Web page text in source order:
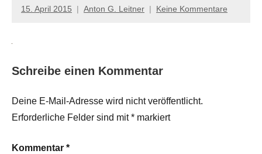
Essay15. April 2015 Anton G. Leitner Keine Kommentare
Schreibe einen Kommentar
Deine E-Mail-Adresse wird nicht veröffentlicht.
Erforderliche Felder sind mit* markiert
Kommentar *